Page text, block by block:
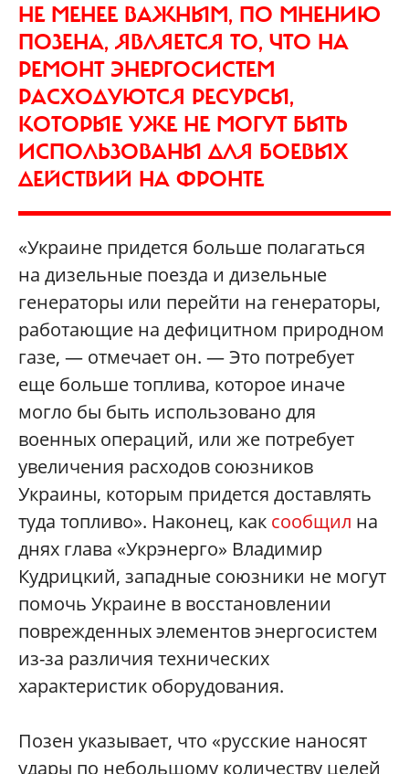
НЕ МЕНЕЕ ВАЖНЫМ, ПО МНЕНИЮ
ПОЗЕНА, ЯВЛЯЕТСЯ ТО, ЧТО НА
РЕМОНТ ЭНЕРГОСИСТЕМ
РАСХОДУЮТСЯ РЕСУРСЫ,
КОТОРЫЕ УЖЕ НЕ МОГУТ БЫТЬ
ИСПОЛЬЗОВАНЫ ДЛЯ БОЕВЫХ
ДЕЙСТВИЙ НА ФРОНТЕ
«Украине придется больше полагаться
на дизельные поезда и дизельные
генераторы или перейти на генераторы,
работающие на дефицитном природном
газе, — отмечает он. — Это потребует
еще больше топлива, которое иначе
могло бы быть использовано для
военных операций, или же потребует
увеличения расходов союзников
Украины, которым придется доставлять
туда топливо». Наконец, как сообщил на
днях глава «Укрэнерго» Владимир
Кудрицкий, западные союзники не могут
помочь Украине в восстановлении
поврежденных элементов энергосистем
из-за различия технических
характеристик оборудования.
Позен указывает, что «русские наносят
удары по небольшому количеству целей